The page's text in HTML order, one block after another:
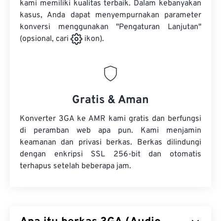
kami memiliki kualitas terbaik. Dalam kebanyakan
kasus, Anda dapat menyempurnakan parameter
konversi menggunakan "Pengaturan Lanjutan"
(opsional, cari
ikon).
Gratis & Aman
Konverter 3GA ke AMR kami gratis dan berfungsi
di peramban web apa pun. Kami menjamin
keamanan dan privasi berkas. Berkas dilindungi
dengan enkripsi SSL 256-bit dan otomatis
terhapus setelah beberapa jam.